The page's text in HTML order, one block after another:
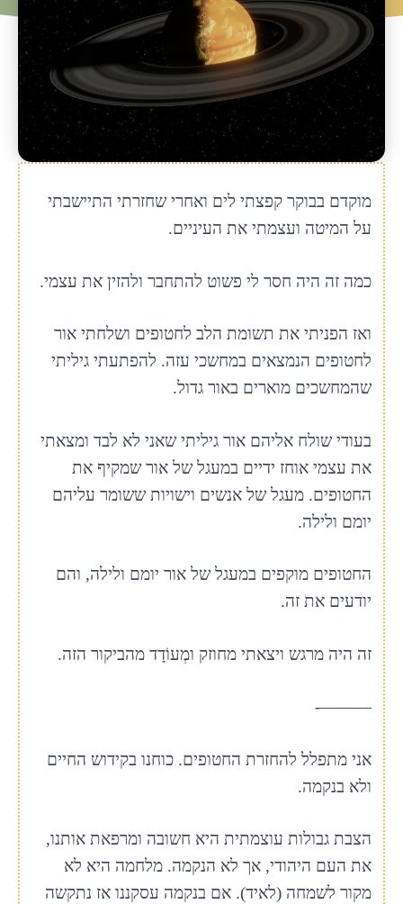
מוקדם בבוקר קפצתי לים ואחרי שחזרתי התיישבתי
על המיטה ועצמתי את העיניים.
כמה זה היה חסר לי פשוט להתחבר ולהזין את עצמי.
ואז הפניתי את תשומת הלב לחטופים ושלחתי אור
לחטופים הנמצאים במחשכי עזה. להפתעתי גיליתי
שהמחשכים מוארים באור גדול.
בעודי שולח אליהם אור גיליתי שאני לא לבד ומצאתי
את עצמי אוחז ידיים במעגל של אור שמקיף את
החטופים. מעגל של אנשים וישויות ששומר עליהם
יומם ולילה.
החטופים מוקפים במעגל של אור יומם ולילה, והם
יודעים את זה.
זה היה מרגש ויצאתי מחוזק ומְעוֹדָד מהביקור הזה.
———-
אני מתפלל להחזרת החטופים. כוחנו בקידוש החיים
ולא בנקמה.
הצבת גבולות עוצמתית היא חשובה ומרפאת אותנו,
את העם היהודי, אך לא הנקמה. מלחמה היא לא
מקור לשמחה (לאיד). אם בנקמה עסקננו אז נתקשה